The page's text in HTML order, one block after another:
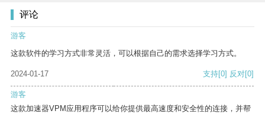
评论
游客
这款软件的学习方式非常灵活，可以根据自己的需求选择学习方式。
2024-01-17 支持[0] 反对[0]
游客
这款加速器VPM应用程序可以给你提供最高速度和安全性的连接，并帮